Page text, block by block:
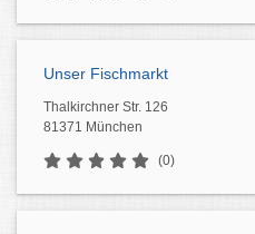
Unser Fischmarkt
Thalkirchner Str. 126
81371 München
(0)